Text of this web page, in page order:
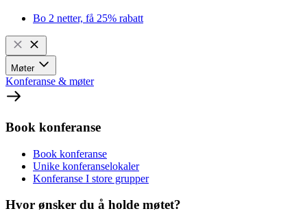
Bo 2 netter, få 25% rabatt
Møter
Konferanse & møter
Book konferanse
Book konferanse
Unike konferanselokaler
Konferanse I store grupper
Hvor ønsker du å holde møtet?